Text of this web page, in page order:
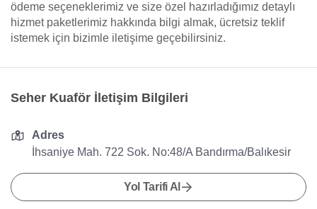
ödeme seçeneklerimiz ve size özel hazırladığımız detaylı
hizmet paketlerimiz hakkında bilgi almak, ücretsiz teklif
istemek için bizimle iletişime geçebilirsiniz.
Seher Kuaför İletişim Bilgileri
Adres
İhsaniye Mah. 722 Sok. No:48/A Bandırma/Balıkesir
Yol Tarifi Al